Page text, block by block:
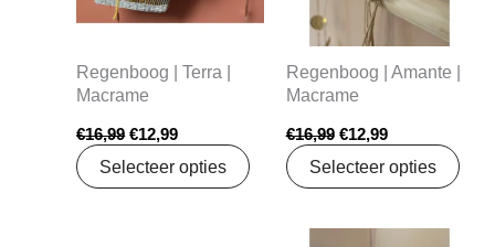
Regenboog | Terra |
Macrame
€16,99 €12,99
Selecteer opties
Regenboog | Amante |
Macrame
€16,99 €12,99
Selecteer opties